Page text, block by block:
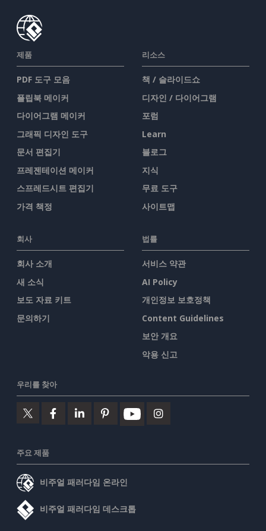
제품
PDF 도구 모음
플립북 메이커
다이어그램 메이커
그래픽 디자인 도구
문서 편집기
프레젠테이션 메이커
스프레드시트 편집기
가격 책정
리소스
책 / 슬라이드쇼
디자인 / 다이어그램
포럼
Learn
블로그
지식
무료 도구
사이트맵
회사
회사 소개
새 소식
보도 자료 키트
문의하기
법률
서비스 약관
AI Policy
개인정보 보호정책
Content Guidelines
보안 개요
악용 신고
우리를 찾아
주요 제품
비주얼 패러다임 온라인
비주얼 패러다임 데스크톱